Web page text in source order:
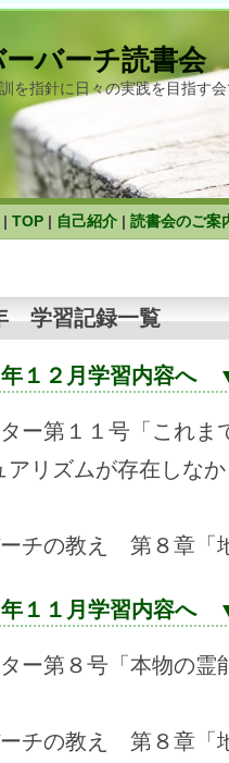
バーチ読書会
を指針に日々の実践を目指す
| TOP | 自己紹介 | 読書会のご案
学習記録一覧
１２月学習内容へ
ー第１１号「これま
アリズムが存在しな
チの教え 第８章「
１１月学習内容へ
ー第８号「本物の霊
チの教え 第８章「